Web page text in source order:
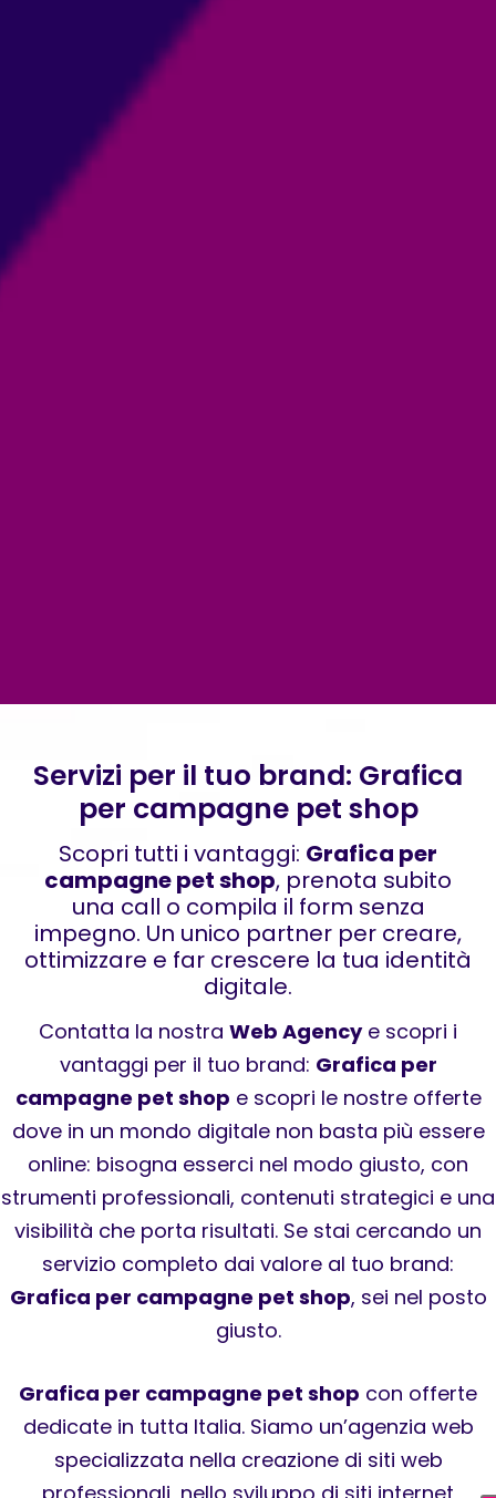
Servizi per il tuo brand: Grafica
per campagne pet shop
Scopri tutti i vantaggi: Grafica per
campagne pet shop, prenota subito
una call o compila il form senza
impegno. Un unico partner per creare,
ottimizzare e far crescere la tua identità
digitale.
Contatta la nostra Web Agencye scopri i
vantaggi per il tuo brand: Grafica per
campagne pet shop e scopri le nostre offerte
dove in un mondo digitale non basta più essere
online: bisogna esserci nel modo giusto, con
strumenti professionali, contenuti strategici e una
visibilità che porta risultati. Se stai cercando un
servizio completo dai valore al tuo brand:
Grafica per campagne pet shop, sei nel posto
giusto.
Grafica per campagne pet shop con offerte
dedicate in tutta Italia. Siamo un’agenzia web
specializzata nella creazione di siti web